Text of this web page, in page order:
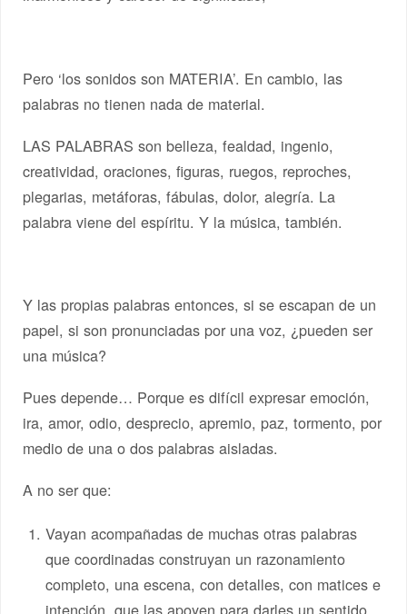
Pero ‘los sonidos son MATERIA’. En cambio, las
palabras no tienen nada de material.
LAS PALABRAS son belleza, fealdad, ingenio,
creatividad, oraciones, figuras, ruegos, reproches,
plegarias, metáforas, fábulas, dolor, alegría. La
palabra viene del espíritu. Y la música, también.
Y las propias palabras entonces, si se escapan de un
papel, si son pronunciadas por una voz, ¿pueden ser
una música?
Pues depende… Porque es difícil expresar emoción,
ira, amor, odio, desprecio, apremio, paz, tormento, por
medio de una o dos palabras aisladas.
A no ser que:
Vayan acompañadas de muchas otras palabras
que coordinadas construyan un razonamiento
completo, una escena, con detalles, con matices e
intención, que las apoyen para darles un sentido.